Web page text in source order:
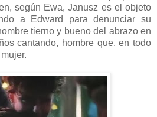
según Ewa, Janusz es el objeto
a Edward para denunciar su
tierno y bueno del abrazo en
cantando, hombre que, en todo